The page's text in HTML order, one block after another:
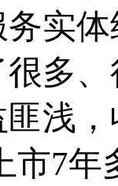
实
多
浅
年多